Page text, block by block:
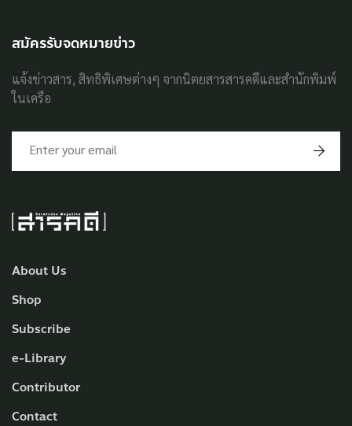
About Us
Shop
Subscribe
e-Library
Contributor
Contact
สมัครรับจดหมายข่าว
แจ้งข่าวสาร, สิทธิพิเศษต่างๆ จากนิตยสารสารคดีและสำนักพิมพ์
ในเครือ